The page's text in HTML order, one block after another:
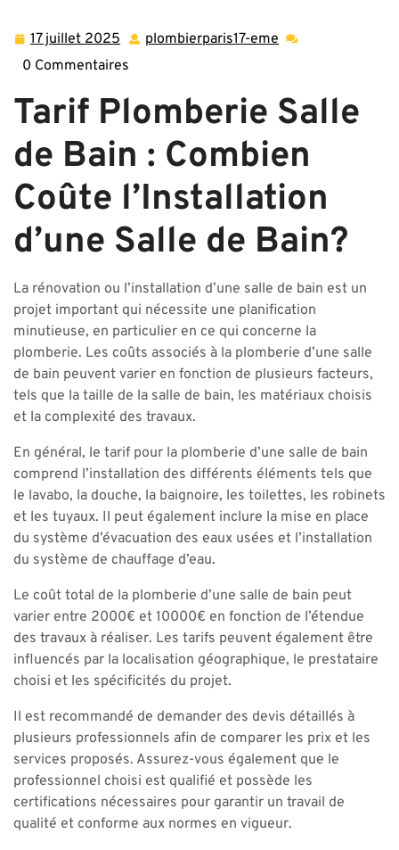
17 juillet 2025 17
juillet
plombierparis17-eme plombierparis17-
0 Commentaires
Tarif Plomberie Salle
de Bain : Combien
Coûte l’Installation
d’une Salle de Bain?
La rénovation ou l’installation d’une salle de bain est un
projet important qui nécessite une planification
minutieuse, en particulier en ce qui concerne la
plomberie. Les coûts associés à la plomberie d’une salle
de bain peuvent varier en fonction de plusieurs facteurs,
tels que la taille de la salle de bain, les matériaux choisis
et la complexité des travaux.
En général, le tarif pour la plomberie d’une salle de bain
comprend l’installation des différents éléments tels que
le lavabo, la douche, la baignoire, les toilettes, les robinets
et les tuyaux. Il peut également inclure la mise en place
du système d’évacuation des eaux usées et l’installation
du système de chauffage d’eau.
Le coût total de la plomberie d’une salle de bain peut
varier entre 2000€ et 10000€ en fonction de l’étendue
des travaux à réaliser. Les tarifs peuvent également être
influencés par la localisation géographique, le prestataire
choisi et les spécificités du projet.
Il est recommandé de demander des devis détaillés à
plusieurs professionnels afin de comparer les prix et les
services proposés. Assurez-vous également que le
professionnel choisi est qualifié et possède les
certifications nécessaires pour garantir un travail de
qualité et conforme aux normes en vigueur.